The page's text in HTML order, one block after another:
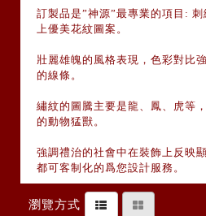
訂製品是”神源”最專業的項目 : 刺
上優美花紋圖案。
壯麗雄魄的風格表現，色彩對比
的線條。
繡紋的圖騰主要是龍、鳳、虎等
的動物猛獸。
強調禮治的社會中在裝飾上反映
都可客制化的爲您設計服務。
瀏覽方式